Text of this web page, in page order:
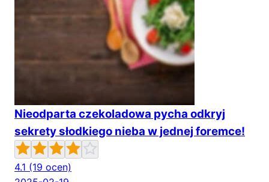
Nieodparta czekoladowa pycha odkryj
sekrety słodkiego nieba w jednej foremce!
4.1 (19 ocen)